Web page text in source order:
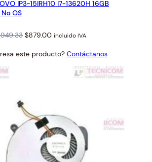
IP3-15IRH10 I7-13620H 16GB
No OS
949.33 Original
was:
$879.00 Current
is:
$879.00.
incluido IVA
este producto? Contáctanos